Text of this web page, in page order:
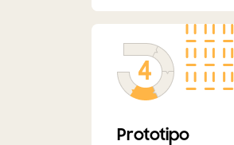
Prototipo